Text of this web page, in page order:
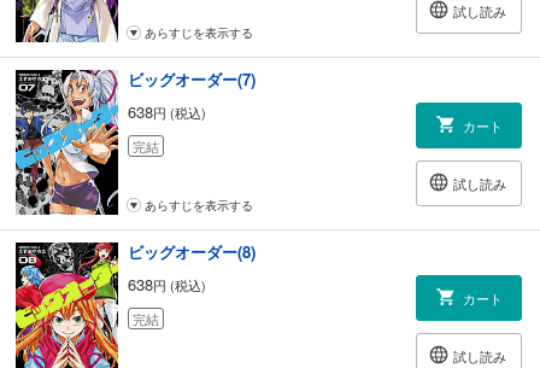
試し読み
あらすじを表示する
ビッグオーダー(7)
638円 (税込)
完結
カート
試し読み
あらすじを表示する
ビッグオーダー(8)
638円 (税込)
完結
カート
試し読み